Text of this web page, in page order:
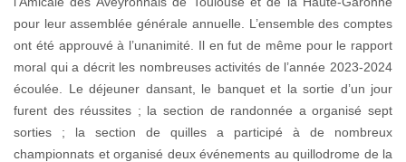
pour leur assemblée générale annuelle. L’ensemble des comptes
ont été approuvé à l’unanimité. Il en fut de même pour le rapport
moral qui a décrit les nombreuses activités de l’année 2023-2024
écoulée. Le déjeuner dansant, le banquet et la sortie d’un jour
furent des réussites ; la section de randonnée a organisé sept
sorties ; la section de quilles a participé à de nombreux
championnats et organisé deux événements au quillodrome de la